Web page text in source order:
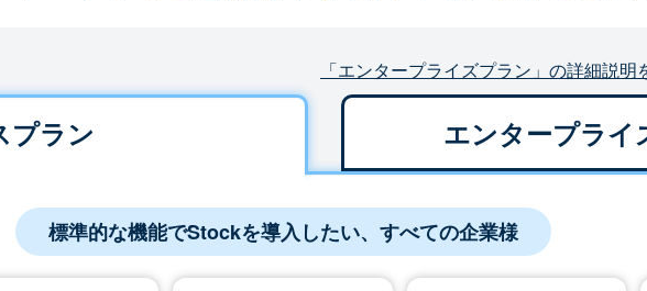
「エンタープライズプラン」の詳細説明
プラン エンタープライ
標準的な機能でStockを導入したい、すべての企業様